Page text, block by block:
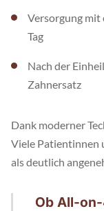
Versorgung mit
Tag
Nach der
Zahnersatz
Dank moderner
Viele Patientinnen
als deutlich
Ob All-